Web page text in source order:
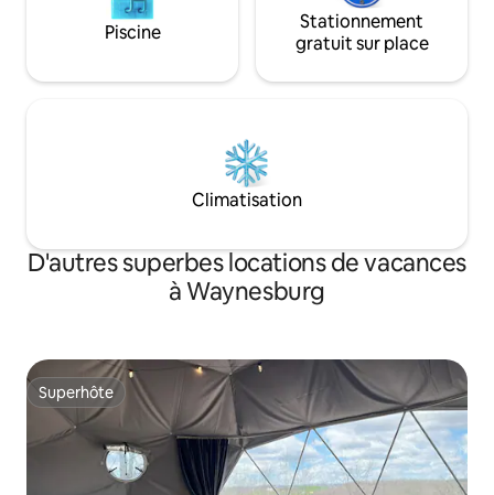
Piscine
Stationnement
gratuit sur place
Climatisation
D'autres superbes locations de vacances
à Waynesburg
Superhôte
Superhôte